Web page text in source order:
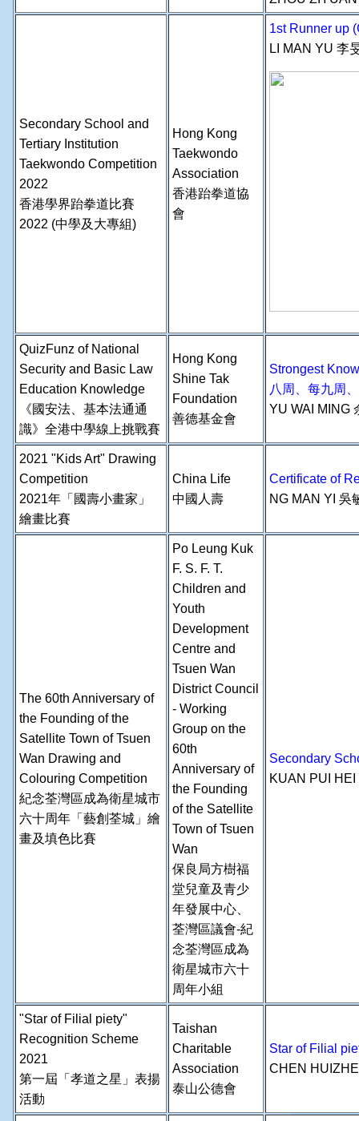
Secondary School and
Tertiary Institution
Taekwondo Competition
2022
香港學界跆拳道比賽
2022 (中學及大專組)
Hong Kong
Taekwondo
Association
香港跆拳道協
會
1st Runner up
LI MAN YU 李
QuizFunz of National
Security and Basic Law
Education Knowledge
《國安法、基本法通通
識》全港中學線上挑戰賽
Hong Kong
Shine Tak
Foundation
善德基金會
Strongest
八周、每九周
YU WAI MING
2021 "Kids Art" Drawing
Competition
2021年「國壽小畫家」
繪畫比賽
China Life
中國人壽
Certificate of
NG MAN YI 吳
The 60th Anniversary of
the Founding of the
Satellite Town of Tsuen
Wan Drawing and
Colouring Competition
紀念荃灣區成為衛星城市
六十周年「藝創荃城」繪
畫及填色比賽
Po Leung Kuk
F. S. F. T.
Children and
Youth
Development
Centre and
Tsuen Wan
District Council
- Working
Group on the
60th
Anniversary of
the Founding
of the Satellite
Town of Tsuen
Wan
保良局方樹福
堂兒童及青少
年發展中心、
荃灣區議會-紀
念荃灣區成為
衛星城市六十
周年小組
Secondary
KUAN PUI
"Star of Filial piety"
Recognition Scheme
2021
第一屆「孝道之星」表揚
活動
Taishan
Charitable
Association
泰山公德會
Star of Filial
CHEN